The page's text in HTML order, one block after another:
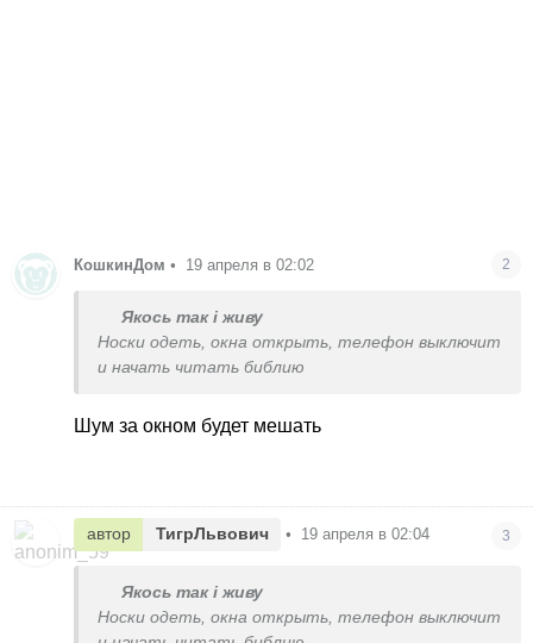
КошкинДом • 19 апреля в 02:02 2
Якось так і живу
Носки одеть, окна открыть, телефон выключит
и начать читать библию
Шум за окном будет мешать
автор ТигрЛьвович • 19 апреля в 02:04 3
Якось так і живу
Носки одеть, окна открыть, телефон выключит